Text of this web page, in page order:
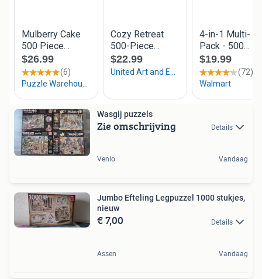
Wasgij puzzels
Zie omschrijving Details
Venlo Vandaag
Jumbo Efteling Legpuzzel 1000 stukjes,
nieuw
€ 7,00 Details
Assen Vandaag